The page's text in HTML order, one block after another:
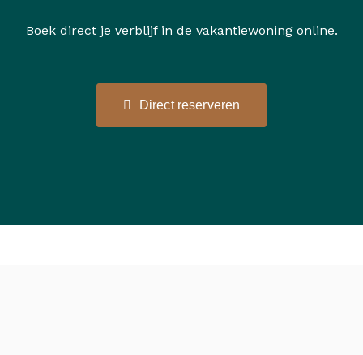
Boek direct je verblijf in de vakantiewoning online.
Direct reserveren